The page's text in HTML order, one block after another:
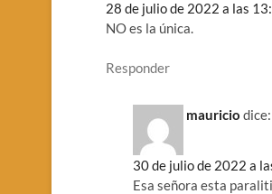
28 de julio de 2022 a las
NO es la única.
Responder
mauricio dice:
30 de julio de 2022 a
Esa señora esta